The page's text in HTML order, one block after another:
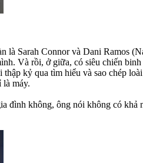
Sarah Connor và Dani Ramos
Và rồi, ở giữa, có siêu chiến binh
kỷ qua tìm hiểu và sao chép
là máy.
không, ông nói không có khả